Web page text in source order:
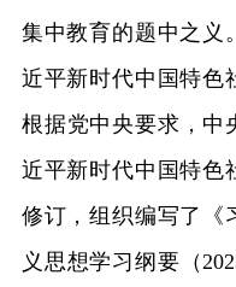
集中教育的题中之义
近平新时代中国特色
根据党中央要求，中
近平新时代中国特色
修订，组织编写了《
义思想学习纲要（